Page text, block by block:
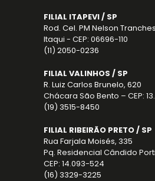
FILIAL ITAPEVI / SP
Rod. Cel. PM Nelson
Itaqui - CEP: 06696-110
(11) 2050-0236
FILIAL VALINHOS / SP
R. Luiz Carlos Brunelo, 620
Chácara São Bento – CEP:
(19) 3515-8450
FILIAL RIBEIRÃO PRETO / SP
Rua Farjala Moisés, 335
Pq. Residencial Cândido
CEP: 14.093-524
(16) 3329-3225